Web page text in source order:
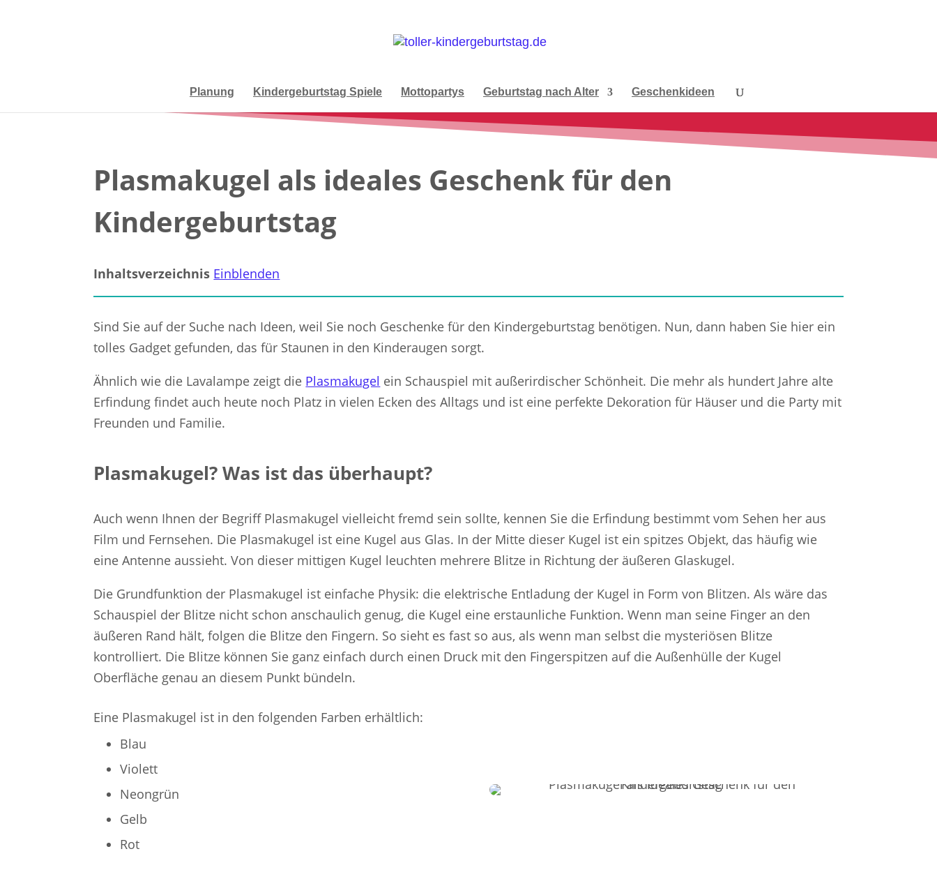
Planung Kindergeburtstag Spiele Mottopartys Geburtstag nach Alter Geschenkideen
Plasmakugel als ideales Geschenk für den
Kindergeburtstag
Inhaltsverzeichnis Einblenden
Sind Sie auf der Suche nach Ideen, weil Sie noch Geschenke für den Kindergeburtstag benötigen. Nun, dann haben Sie hier ein
tolles Gadget gefunden, das für Staunen in den Kinderaugen sorgt.
Ähnlich wie die Lavalampe zeigt die Plasmakugel ein Schauspiel mit außerirdischer Schönheit. Die mehr als hundert Jahre alte
Erfindung findet auch heute noch Platz in vielen Ecken des Alltags und ist eine perfekte Dekoration für Häuser und die Party mit
Freunden und Familie.
Plasmakugel? Was ist das überhaupt?
Auch wenn Ihnen der Begriff Plasmakugel vielleicht fremd sein sollte, kennen Sie die Erfindung bestimmt vom Sehen her aus
Film und Fernsehen. Die Plasmakugel ist eine Kugel aus Glas. In der Mitte dieser Kugel ist ein spitzes Objekt, das häufig wie
eine Antenne aussieht. Von dieser mittigen Kugel leuchten mehrere Blitze in Richtung der äußeren Glaskugel.
Die Grundfunktion der Plasmakugel ist einfache Physik: die elektrische Entladung der Kugel in Form von Blitzen. Als wäre das
Schauspiel der Blitze nicht schon anschaulich genug, die Kugel eine erstaunliche Funktion. Wenn man seine Finger an den
äußeren Rand hält, folgen die Blitze den Fingern. So sieht es fast so aus, als wenn man selbst die mysteriösen Blitze
kontrolliert. Die Blitze können Sie ganz einfach durch einen Druck mit den Fingerspitzen auf die Außenhülle der Kugel
Oberfläche genau an diesem Punkt bündeln.
Eine Plasmakugel ist in den folgenden Farben erhältlich:
Blau
Violett
Neongrün
Gelb
Rot